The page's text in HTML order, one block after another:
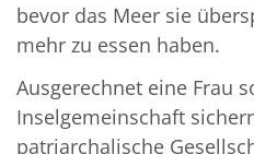
bevor das Meer sie
mehr zu essen haben.
Ausgerechnet eine Frau
Inselgemeinschaft
patriarchalische